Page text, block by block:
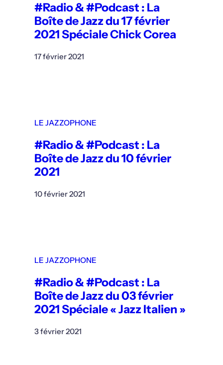
#Radio & #Podcast : La
Boîte de Jazz du 17 février
2021 Spéciale Chick Corea
17 février 2021
LE JAZZOPHONE
#Radio & #Podcast : La
Boîte de Jazz du 10 février
2021
10 février 2021
LE JAZZOPHONE
#Radio & #Podcast : La
Boîte de Jazz du 03 février
2021 Spéciale « Jazz Italien »
3 février 2021